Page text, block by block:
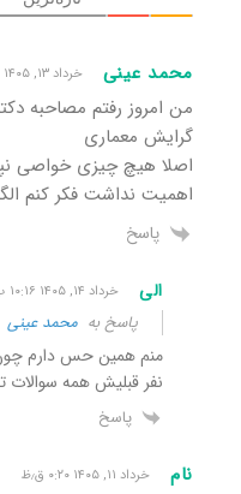
محمد عینی خرداد ۱۳, ۱۴۰۵ ۱۱:۲۴ ق٫ظ
من امروز رفتم مصاحبه
گرایش معماری
اصلا هیچ چیزی خواصی
اهمیت نداشت فکر کنم
پاسخ
الی خرداد ۱۴, ۱۴۰۵ ۱۰:۱۶ ب٫ظ
پاسخ به محمد عینی
منم همین حس دارم
نفر قبلیش همه
پاسخ
نام خرداد ۱۱, ۱۴۰۵ ۰:۲۰ ق٫ظ